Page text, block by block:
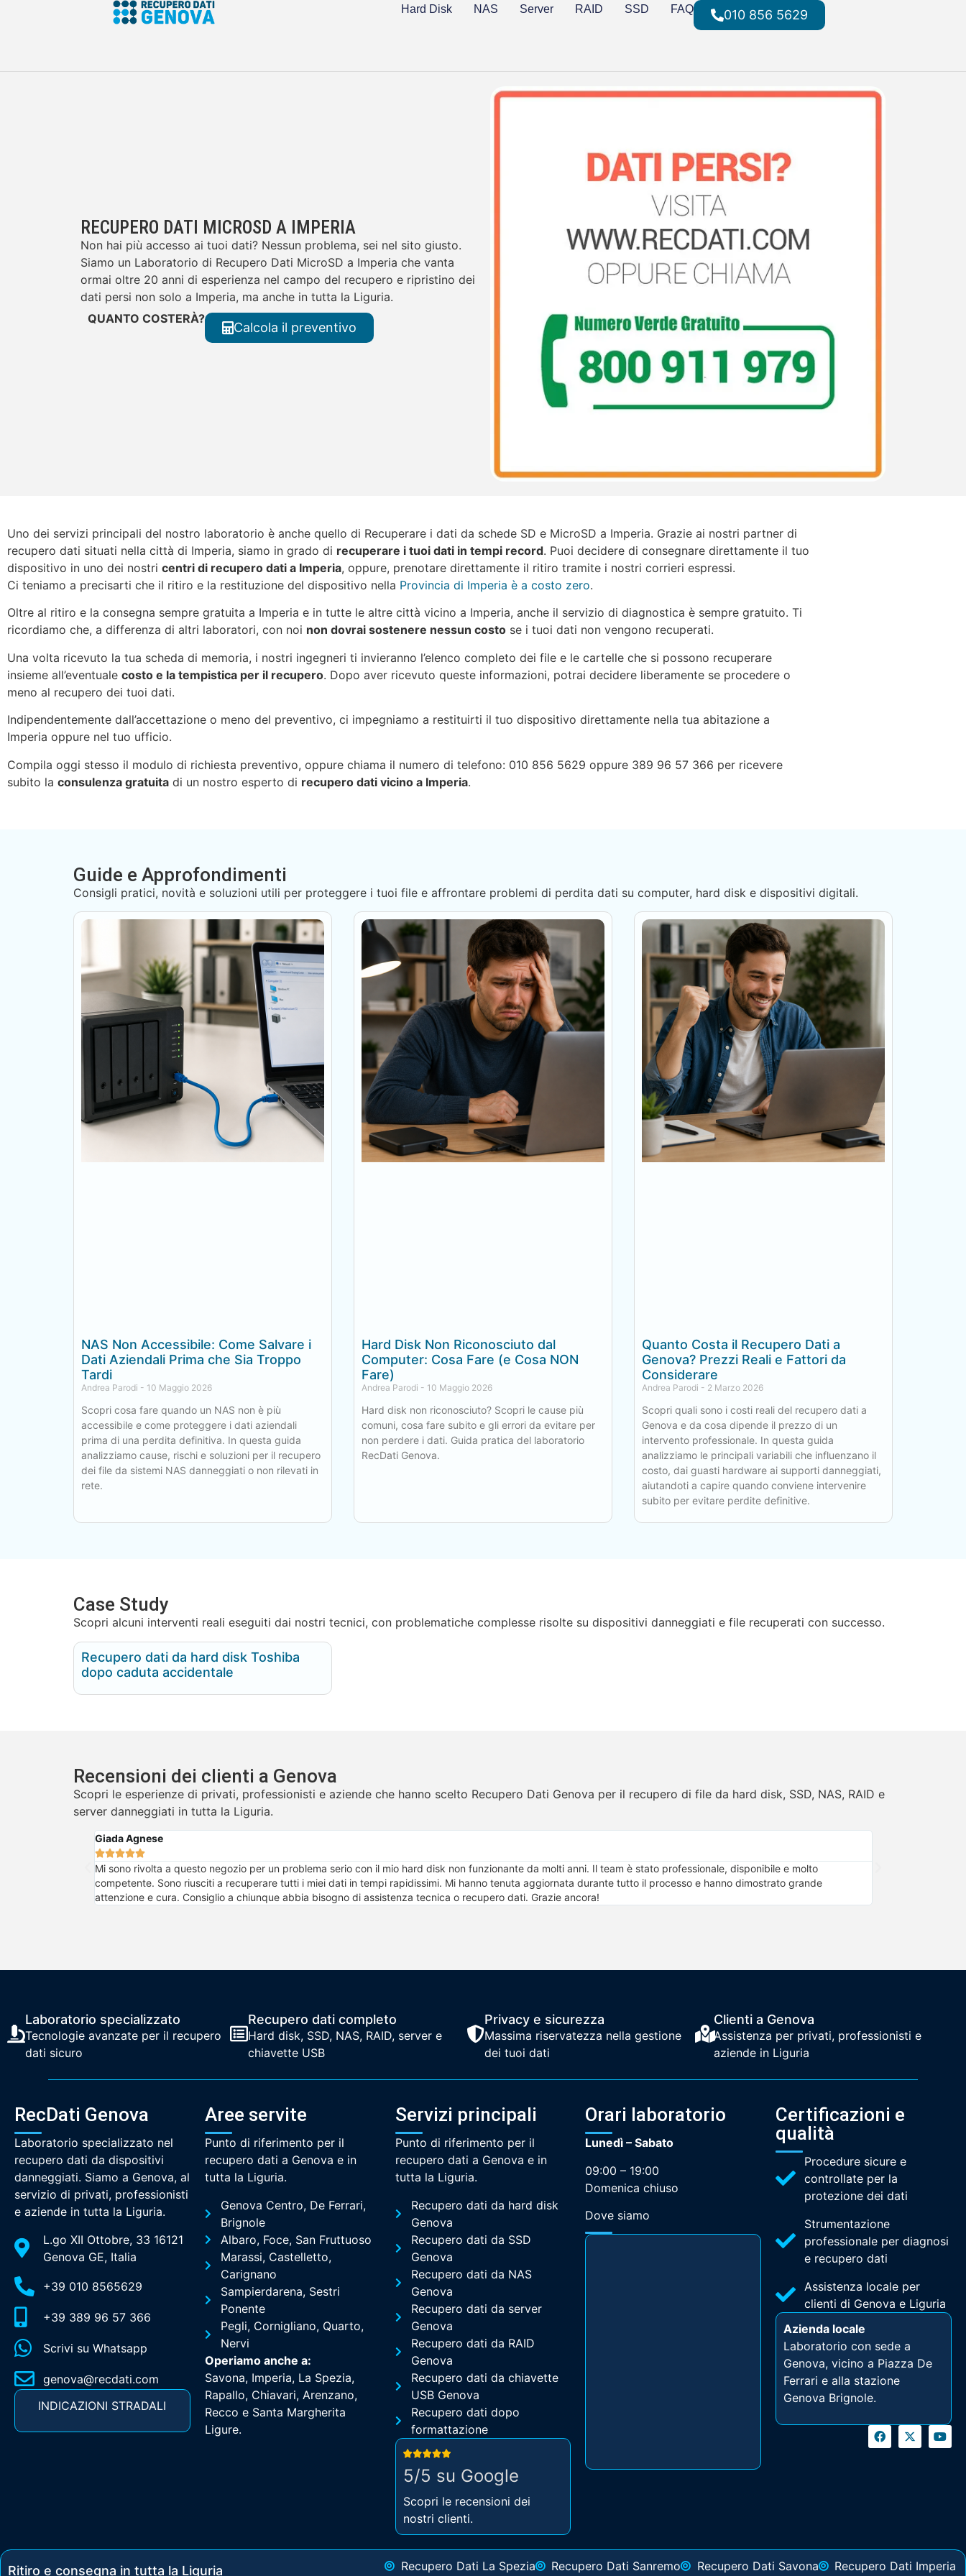
Hard Disk NAS Server RAID SSD FAQ 010 856 5629
RECUPERO DATI MICROSD A IMPERIA
Non hai più accesso ai tuoi dati? Nessun problema, sei nel sito giusto.
Siamo un Laboratorio di Recupero Dati MicroSD a Imperia che vanta
ormai oltre 20 anni di esperienza nel campo del recupero e ripristino dei
dati persi non solo a Imperia, ma anche in tutta la Liguria.
QUANTO COSTERÀ?
Calcola il preventivo
Uno dei servizi principali del nostro laboratorio è anche quello di Recuperare i dati da schede SD e MicroSD a Imperia. Grazie ai nostri partner di
recupero dati situati nella città di Imperia, siamo in grado di recuperare i tuoi dati in tempi record. Puoi decidere di consegnare direttamente il tuo
dispositivo in uno dei nostri centri di recupero dati a Imperia, oppure, prenotare direttamente il ritiro tramite i nostri corrieri espressi.
Ci teniamo a precisarti che il ritiro e la restituzione del dispositivo nella Provincia di Imperia è a costo zero.
Oltre al ritiro e la consegna sempre gratuita a Imperia e in tutte le altre città vicino a Imperia, anche il servizio di diagnostica è sempre gratuito. Ti
ricordiamo che, a differenza di altri laboratori, con noi non dovrai sostenere nessun costo se i tuoi dati non vengono recuperati.
Una volta ricevuto la tua scheda di memoria, i nostri ingegneri ti invieranno l’elenco completo dei file e le cartelle che si possono recuperare
insieme all’eventuale costo e la tempistica per il recupero. Dopo aver ricevuto queste informazioni, potrai decidere liberamente se procedere o
meno al recupero dei tuoi dati.
Indipendentemente dall’accettazione o meno del preventivo, ci impegniamo a restituirti il tuo dispositivo direttamente nella tua abitazione a
Imperia oppure nel tuo ufficio.
Compila oggi stesso il modulo di richiesta preventivo, oppure chiama il numero di telefono: 010 856 5629 oppure 389 96 57 366 per ricevere
subito la consulenza gratuita di un nostro esperto di recupero dati vicino a Imperia.
Guide e Approfondimenti
Consigli pratici, novità e soluzioni utili per proteggere i tuoi file e affrontare problemi di perdita dati su computer, hard disk e dispositivi digitali.
NAS Non Accessibile: Come Salvare i
Dati Aziendali Prima che Sia Troppo
Tardi
Andrea Parodi 10 Maggio 2026
Scopri cosa fare quando un NAS non è più
accessibile e come proteggere i dati aziendali
prima di una perdita definitiva. In questa guida
analizziamo cause, rischi e soluzioni per il recupero
dei file da sistemi NAS danneggiati o non rilevati in
rete.
Hard Disk Non Riconosciuto dal
Computer: Cosa Fare (e Cosa NON
Fare)
Andrea Parodi 10 Maggio 2026
Hard disk non riconosciuto? Scopri le cause più
comuni, cosa fare subito e gli errori da evitare per
non perdere i dati. Guida pratica del laboratorio
RecDati Genova.
Quanto Costa il Recupero Dati a
Genova? Prezzi Reali e Fattori da
Considerare
Andrea Parodi 2 Marzo 2026
Scopri quali sono i costi reali del recupero dati a
Genova e da cosa dipende il prezzo di un
intervento professionale. In questa guida
analizziamo le principali variabili che influenzano il
costo, dai guasti hardware ai supporti danneggiati,
aiutandoti a capire quando conviene intervenire
subito per evitare perdite definitive.
Case Study
Scopri alcuni interventi reali eseguiti dai nostri tecnici, con problematiche complesse risolte su dispositivi danneggiati e file recuperati con successo.
Recupero dati da hard disk Toshiba
dopo caduta accidentale
Recensioni dei clienti a Genova
Scopri le esperienze di privati, professionisti e aziende che hanno scelto Recupero Dati Genova per il recupero di file da hard disk, SSD, NAS, RAID e
server danneggiati in tutta la Liguria.
Giada Agnese

Mi sono rivolta a questo negozio per un problema serio con il mio hard disk non funzionante da molti anni. Il team è stato professionale, disponibile e molto
competente. Sono riusciti a recuperare tutti i miei dati in tempi rapidissimi. Mi hanno tenuta aggiornata durante tutto il processo e hanno dimostrato grande
attenzione e cura. Consiglio a chiunque abbia bisogno di assistenza tecnica o recupero dati. Grazie ancora!
Laboratorio specializzato
Tecnologie avanzate per il recupero
dati sicuro
Recupero dati completo
Hard disk, SSD, NAS, RAID, server e
chiavette USB
Privacy e sicurezza
Massima riservatezza nella gestione
dei tuoi dati
Clienti a Genova
Assistenza per privati, professionisti e
aziende in Liguria
RecDati Genova
Laboratorio specializzato nel
recupero dati da dispositivi
danneggiati. Siamo a Genova, al
servizio di privati, professionisti
e aziende in tutta la Liguria.
L.go XII Ottobre, 33 16121
Genova GE, Italia
+39 010 8565629
+39 389 96 57 366
Scrivi su Whatsapp
genova@recdati.com
INDICAZIONI STRADALI
Aree servite
Punto di riferimento per il
recupero dati a Genova e in
tutta la Liguria.
Genova Centro, De Ferrari,
Brignole
Albaro, Foce, San Fruttuoso
Marassi, Castelletto,
Carignano
Sampierdarena, Sestri
Ponente
Pegli, Cornigliano, Quarto,
Nervi
Operiamo anche a:
Savona, Imperia, La Spezia,
Rapallo, Chiavari, Arenzano,
Recco e Santa Margherita
Ligure.
Servizi principali
Punto di riferimento per il
recupero dati a Genova e in
tutta la Liguria.
Recupero dati da hard disk
Genova
Recupero dati da SSD
Genova
Recupero dati da NAS
Genova
Recupero dati da server
Genova
Recupero dati da RAID
Genova
Recupero dati da chiavette
USB Genova
Recupero dati dopo
formattazione
5/5 su Google
Scopri le recensioni dei
nostri clienti.
Orari laboratorio
Lunedì – Sabato
09:00 – 19:00
Domenica chiuso
Dove siamo
Certificazioni e
qualità
Procedure sicure e
controllate per la
protezione dei dati
Strumentazione
professionale per diagnosi
e recupero dati
Assistenza locale per
clienti di Genova e Liguria
Azienda locale
Laboratorio con sede a
Genova, vicino a Piazza De
Ferrari e alla stazione
Genova Brignole.
Ritiro e consegna in tutta la Liguria Recupero Dati La Spezia Recupero Dati Sanremo Recupero Dati Savona Recupero Dati Imperia